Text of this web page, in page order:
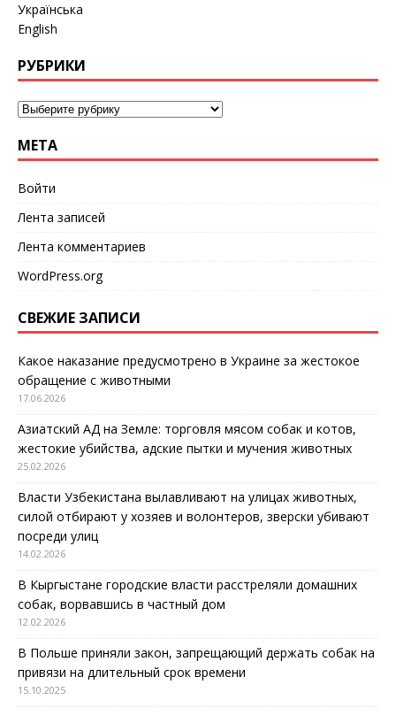
Українська
English
РУБРИКИ
МЕТА
Войти
Лента записей
Лента комментариев
WordPress.org
СВЕЖИЕ ЗАПИСИ
Какое наказание предусмотрено в Украине за жестокое
обращение с животными
17.06.2026
Азиатский АД на Земле: торговля мясом собак и котов,
жестокие убийства, адские пытки и мучения животных
25.02.2026
Власти Узбекистана вылавливают на улицах животных,
силой отбирают у хозяев и волонтеров, зверски убивают
посреди улиц
14.02.2026
В Кыргыстане городские власти расстреляли домашних
собак, ворвавшись в частный дом
12.02.2026
В Польше приняли закон, запрещающий держать собак на
привязи на длительный срок времени
15.10.2025